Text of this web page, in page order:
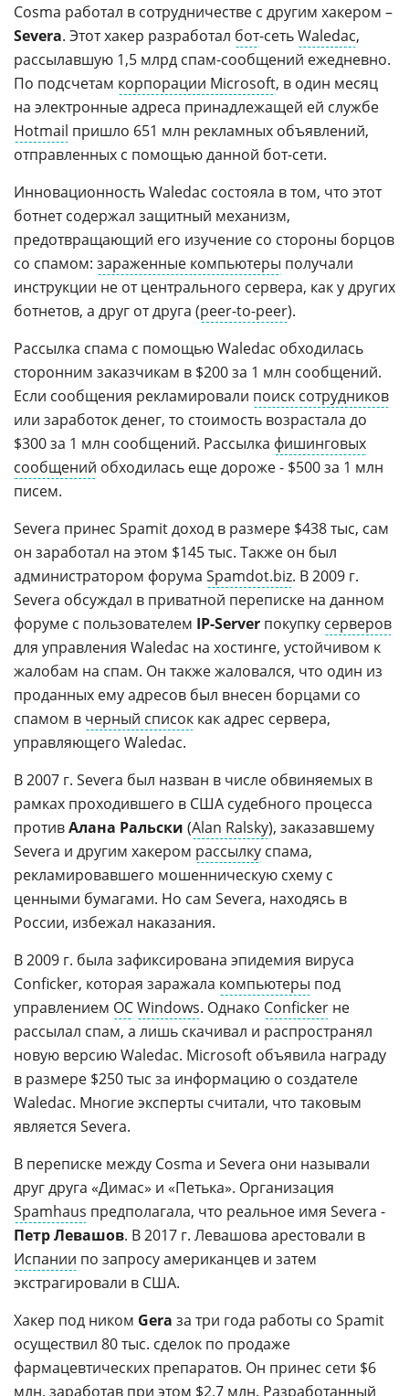
Cosma работал в сотрудничестве с другим хакером –
Severa. Этот хакер разработал бот-сетьWaledac,
рассылавшую 1,5 млрд спам-сообщений ежедневно.
По подсчетам корпорации Microsoft, в один месяц
на электронные адреса принадлежащей ей службе
Hotmail пришло 651 млн рекламных объявлений,
отправленных с помощью данной бот-сети.
Инновационность Waledac состояла в том, что этот
ботнет содержал защитный механизм,
предотвращающий его изучение со стороны борцов
со спамом: зараженные компьютеры получали
инструкции не от центрального сервера, как у других
ботнетов, а друг от друга (peer-to-peer).
Рассылка спама с помощью Waledac обходилась
сторонним заказчикам в $200 за 1 млн сообщений.
Если сообщения рекламировали поиск сотрудников
или заработок денег, то стоимость возрастала до
$300 за 1 млн сообщений. Рассылка фишинговых
сообщений обходилась еще дороже - $500 за 1 млн
писем.
Severa принес Spamit доход в размере $438 тыс, сам
он заработал на этом $145 тыс. Также он был
администратором форума Spamdot.biz. В 2009 г.
Severa обсуждал в приватной переписке на данном
форуме с пользователем IP-Server покупку серверов
для управления Waledac на хостинге, устойчивом к
жалобам на спам. Он также жаловался, что один из
проданных ему адресов был внесен борцами со
спамом в черный список как адрес сервера,
управляющего Waledac.
В 2007 г. Severa был назван в числе обвиняемых в
рамках проходившего в США судебного процесса
противАлана Ральски (Alan Ralsky), заказавшему
Severa и другим хакером рассылку спама,
рекламировавшего мошенническую схему с
ценными бумагами. Но сам Severa, находясь в
России, избежал наказания.
В 2009 г. была зафиксирована эпидемия вируса
Conficker, которая заражала компьютеры под
управлением ОСWindows. Однако Conficker не
рассылал спам, а лишь скачивал и распространял
новую версию Waledac. Microsoft объявила награду
в размере $250 тыс за информацию о создателе
Waledac. Многие эксперты считали, что таковым
является Severa.
В переписке между Cosma и Severa они называли
друг друга «Димас» и «Петька». Организация
Spamhaus предполагала, что реальное имя Severa -
Петр Левашов. В 2017 г. Левашова арестовали в
Испании по запросу американцев и затем
экстрагировали в США.
Хакер под ником Gera за три года работы со Spamit
осуществил 80 тыс. сделок по продаже
фармацевтических препаратов. Он принес сети $6
млн, заработав при этом $2,7 млн. Разработанный